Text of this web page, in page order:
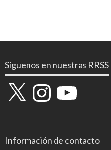
Síguenos en nuestras RRSS
X InstagramYouTube
Información de contacto